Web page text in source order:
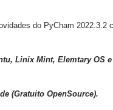
do PyCham 2022.3.2
Linix Mint, Elemtary OS
(Gratuito OpenSource).